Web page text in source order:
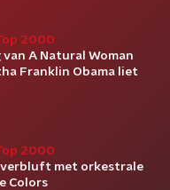
2000
A Natural Woman
Franklin Obama liet
2000
verbluft met orkestrale
Colors